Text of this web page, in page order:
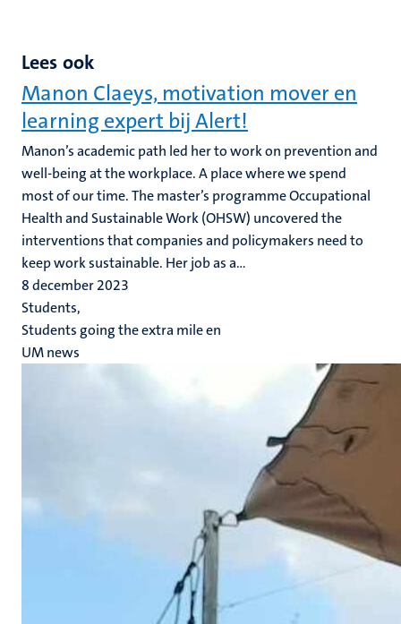
Lees ook
Manon Claeys, motivation mover en
learning expert bij Alert!
Manon’s academic path led her to work on prevention and
well-being at the workplace. A place where we spend
most of our time. The master’s programme Occupational
Health and Sustainable Work (OHSW) uncovered the
interventions that companies and policymakers need to
keep work sustainable. Her job as a...
8 december 2023
Students,
Students going the extra mile en
UM news